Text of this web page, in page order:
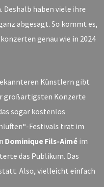
haben viele ihre
abgesagt. So kommt es,
konzerten genau wie in 2024
Künstlern gibt
großartigsten Konzerte
sogar kostenlos
Festivals trat im
Dominique Fils-Aiméim
das Publikum. Das
Also, vielleicht einfach